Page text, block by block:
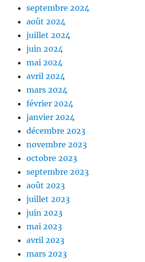
septembre 2024
août 2024
juillet 2024
juin 2024
mai 2024
avril 2024
mars 2024
février 2024
janvier 2024
décembre 2023
novembre 2023
octobre 2023
septembre 2023
août 2023
juillet 2023
juin 2023
mai 2023
avril 2023
mars 2023